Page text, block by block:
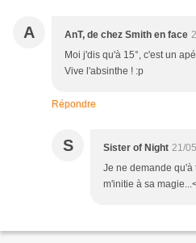
A AnT, de chez Smith en face
Moi j'dis qu'à 15°, c'est un
Vive l'absinthe ! :p
Répondre
S Sister of Night 21/
Je ne demande qu'à
m'initie à sa